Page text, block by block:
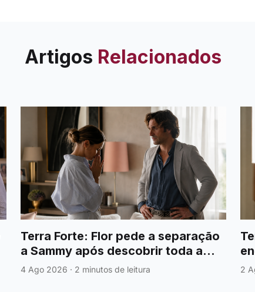
Artigos Relacionados
Terra Forte: Flor pede a separação
a Sammy após descobrir toda a
verdade sobre António
4 Ago 2026 · 2 minutos de leitura 2